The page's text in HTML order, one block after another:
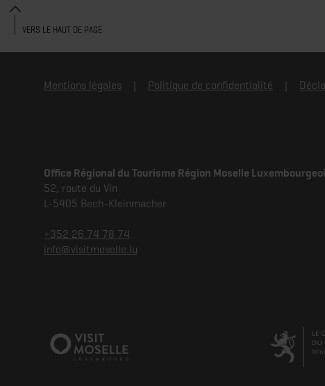
Mentions légales Politique de confidentialité
Office Régional du Tourisme Région Moselle
52, route du Vin
L-5405 Bech-Kleinmacher
+352 26 74 78 74
info@visitmoselle.lu
VERS LE HAUT DE PAGE